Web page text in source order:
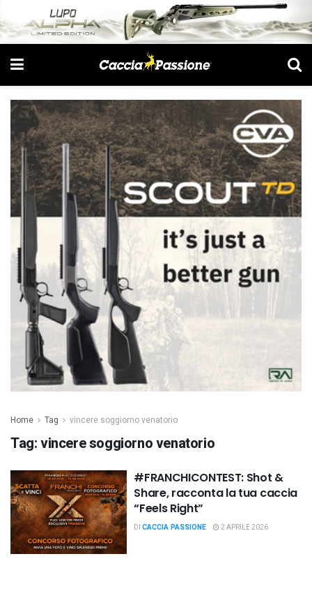
Home Tag vincere soggiorno venatorio
Tag:vincere soggiorno venatorio
#FRANCHICONTEST: Shot &
Share, racconta la tua caccia
“Feels Right”
DI CACCIA PASSIONE 2 APRILE 2026